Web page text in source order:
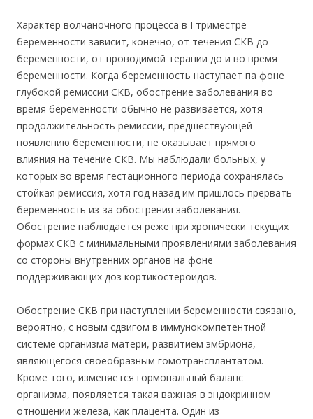
Характер волчаночного процесса в I триместре
беременности зависит, конечно, от течения СКВ до
беременности, от проводимой терапии до и во время
беременности. Когда беременность наступает па фоне
глубокой ремиссии СКВ, обострение заболевания во
время беременности обычно не развивается, хотя
продолжительность ремиссии, предшествующей
появлению беременности, не оказывает прямого
влияния на течение СКВ. Мы наблюдали больных, у
которых во время гестационного периода сохранялась
стойкая ремиссия, хотя год назад им пришлось прервать
беременность из-за обострения заболевания.
Обострение наблюдается реже при хронически текущих
формах СКВ с минимальными проявлениями заболевания
со стороны внутренних органов на фоне
поддерживающих доз кортикостероидов.
Обострение СКВ при наступлении беременности связано,
вероятно, с новым сдвигом в иммунокомпетентной
системе организма матери, развитием эмбриона,
являющегося своеобразным гомотрансплантатом.
Кроме того, изменяется гормональный баланс
организма, появляется такая важная в эндокринном
отношении железа, как плацента. Один из